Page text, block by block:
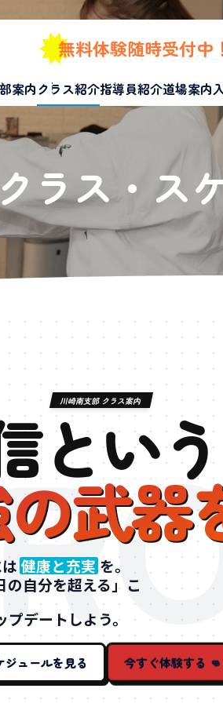
案内クラス紹介指導員紹介道場案内
無料体験随時受付中
クラス・ス
川崎南支部 クラス案内
とい
武器
健康と充実 を。
の自分を超える」こ
デートしよう。
ジュールを見る 今すぐ体験する 👊